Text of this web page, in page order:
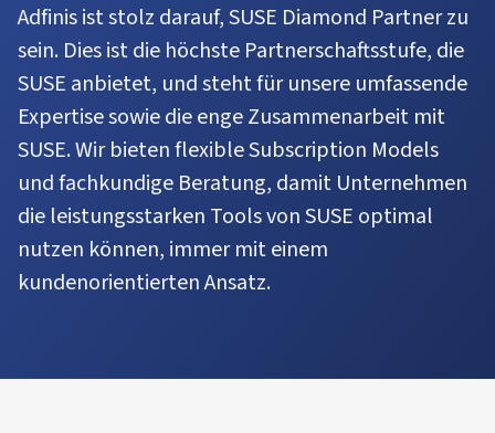
Adfinis ist stolz darauf, SUSE Diamond Partner zu
sein. Dies ist die höchste Partnerschaftsstufe, die
SUSE anbietet, und steht für unsere umfassende
Expertise sowie die enge Zusammenarbeit mit
SUSE. Wir bieten flexible Subscription Models
und fachkundige Beratung, damit Unternehmen
die leistungsstarken Tools von SUSE optimal
nutzen können, immer mit einem
kundenorientierten Ansatz.